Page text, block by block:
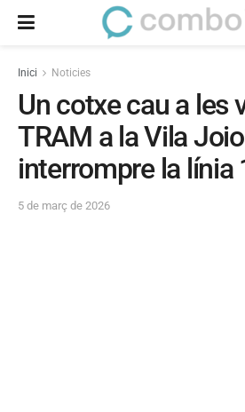
Inici Noticies
Un cotxe cau a les
TRAM a la Vila
interrompre la línia
5 de març de 2026